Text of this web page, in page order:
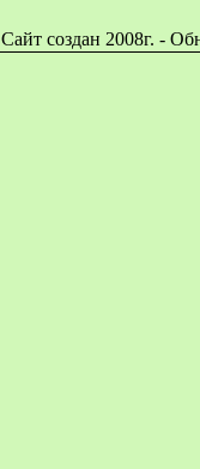
Сайт создан 2008г. -